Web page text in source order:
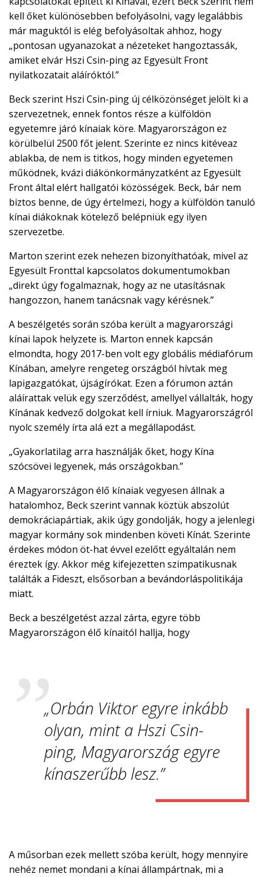
kell őket különösebben befolyásolni, vagy legalábbis
már maguktól is elég befolyásoltak ahhoz, hogy
„pontosan ugyanazokat a nézeteket hangoztassák,
amiket elvár Hszi Csin-ping az Egyesült Front
nyilatkozatait aláíróktól.”
Beck szerint Hszi Csin-ping új célközönséget jelölt ki a
szervezetnek, ennek fontos része a külföldön
egyetemre járó kínaiak köre. Magyarországon ez
körülbelül 2500 főt jelent. Szerinte ez nincs kitéveaz
ablakba, de nem is titkos, hogy minden egyetemen
működnek, kvázi diákönkormányzatként az Egyesült
Front által elért hallgatói közösségek. Beck, bár nem
biztos benne, de úgy értelmezi, hogy a külföldön tanuló
kínai diákoknak kötelező belépniük egy ilyen
szervezetbe.
Marton szerint ezek nehezen bizonyíthatóak, mivel az
Egyesült Fronttal kapcsolatos dokumentumokban
„direkt úgy fogalmaznak, hogy az ne utasításnak
hangozzon, hanem tanácsnak vagy kérésnek.”
A beszélgetés során szóba került a magyarországi
kínai lapok helyzete is. Marton ennek kapcsán
elmondta, hogy 2017-ben volt egy globális médiafórum
Kínában, amelyre rengeteg országból hívtak meg
lapigazgatókat, újságírókat. Ezen a fórumon aztán
aláírattak velük egy szerződést, amellyel vállalták, hogy
Kínának kedvező dolgokat kell írniuk. Magyarországról
nyolc személy írta alá ezt a megállapodást.
„Gyakorlatilag arra használják őket, hogy Kína
szócsövei legyenek, más országokban.”
A Magyarországon élő kínaiak vegyesen állnak a
hatalomhoz, Beck szerint vannak köztük abszolút
demokráciapártiak, akik úgy gondolják, hogy a jelenlegi
magyar kormány sok mindenben követi Kínát. Szerinte
érdekes módon öt-hat évvel ezelőtt egyáltalán nem
éreztek így. Akkor még kifejezetten szimpatikusnak
találták a Fideszt, elsősorban a bevándorláspolitikája
miatt.
Beck a beszélgetést azzal zárta, egyre több
Magyarországon élő kínaitól hallja, hogy
„Orbán Viktor egyre inkább
olyan, mint a Hszi Csin-
ping, Magyarország egyre
kínaszerűbb lesz.”
A műsorban ezek mellett szóba került, hogy mennyire
nehéz nemet mondani a kínai állampártnak, mi a